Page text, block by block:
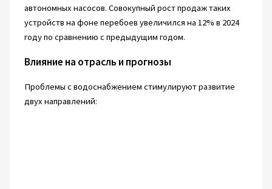
автономных насосов. Совокупный рост продаж таких
устройств на фоне перебоев увеличился на 12% в 2024
году по сравнению с предыдущим годом.
Влияние на отрасль и прогнозы
Проблемы с водоснабжением стимулируют развитие
двух направлений: